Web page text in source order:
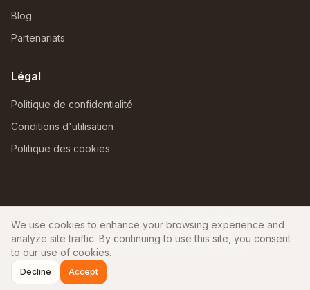
Blog
Partenariats
Légal
Politique de confidentialité
Conditions d'utilisation
Politique des cookies
2026 AfriNomadHub. Tous droits réservés.
Fait avec ❤️ pour les nomades africains
We use cookies to enhance your browsing experience and
analyze site traffic. By continuing to use this site, you consent
to our use of cookies.
Decline Accept